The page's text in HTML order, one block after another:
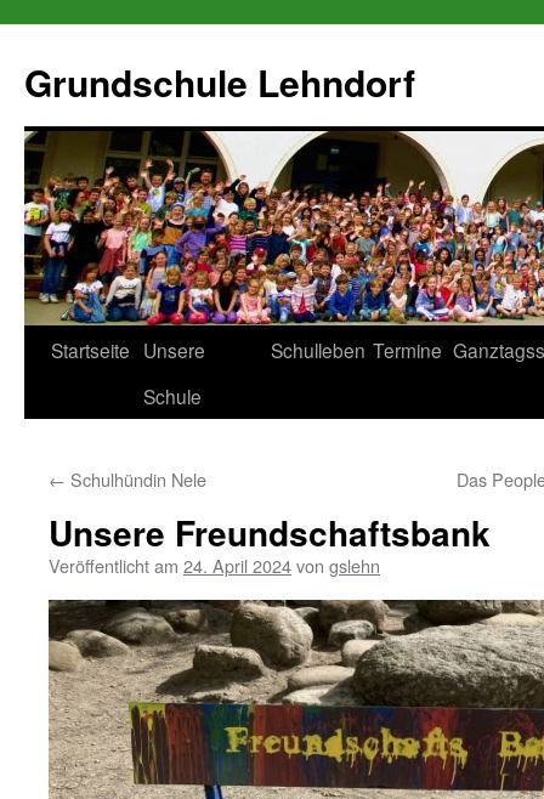
springen
Grundschule Lehndorf
Startseite Unsere
Schule
Schulleben Termine
← Schulhündin Nele Das
Unsere Freundschaftsbank
Veröffentlicht am 24. April 2024von gslehn